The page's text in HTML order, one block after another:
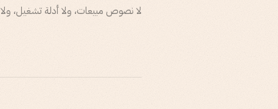
لا نصوص مبيعات، ولا أدلة تشغيل، ولا